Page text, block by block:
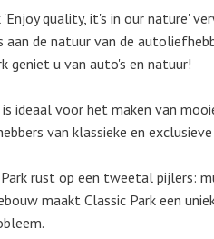
'Enjoy quality, it's in our nature'
de natuur van de
geniet u van auto's en natuur!
is ideaal voor het maken van
van klassieke en
rust op een tweetal pijlers:
maakt Classic Park een